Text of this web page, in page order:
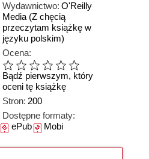
Wydawnictwo: O'Reilly
Media (Z chęcią
przeczytam książkę w
języku polskim)
Ocena:
Bądź pierwszym, który
oceni tę książkę
Stron: 200
Dostępne formaty:
ePubMobi